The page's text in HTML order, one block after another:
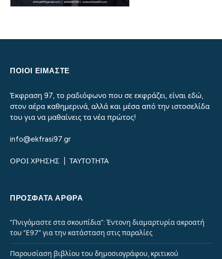
ΠΟΙΟΙ ΕΙΜΑΣΤΕ
Έκφραση 97, το ραδιόφωνο που σε εκφράζει, είναι εδώ,
στον αέρα καθημερινά, αλλά και μέσα από την ιστοσελίδα
του για να μαθαίνεις τα νέα πρώτος!
info@ekfrasi97.gr
ΟΡΟΙ ΧΡΗΣΗΣ ΤΑΥΤΟΤΗΤΑ
ΠΡΌΣΦΑΤΑ ΆΡΘΡΑ
“Πνιγόμαστε στα σκουπίδια”: Έντονη διαμαρτυρία ακροατή
του “Ε97” για την κατάσταση στις παραλίες
Παρουσίαση βιβλίου του δημοσιογράφου, κριτικού